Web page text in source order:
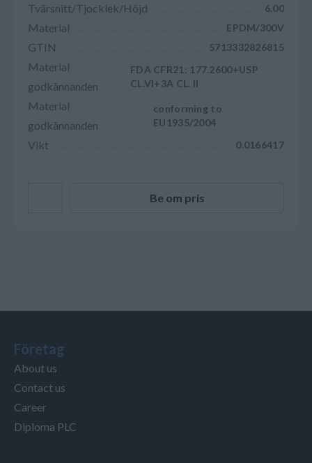
Tvärsnitt/Tjocklek/Höjd 6.00
Material EPDM/300V
GTIN 5713332826815
Material
godkännanden
FDA CFR21: 177.2600+USP
CL.VI+3A CL. II
Material
godkännanden
conforming to
EU1935/2004
Vikt 0.0166417
Be om pris
Företag
About us
Contact us
Career
Diploma PLC